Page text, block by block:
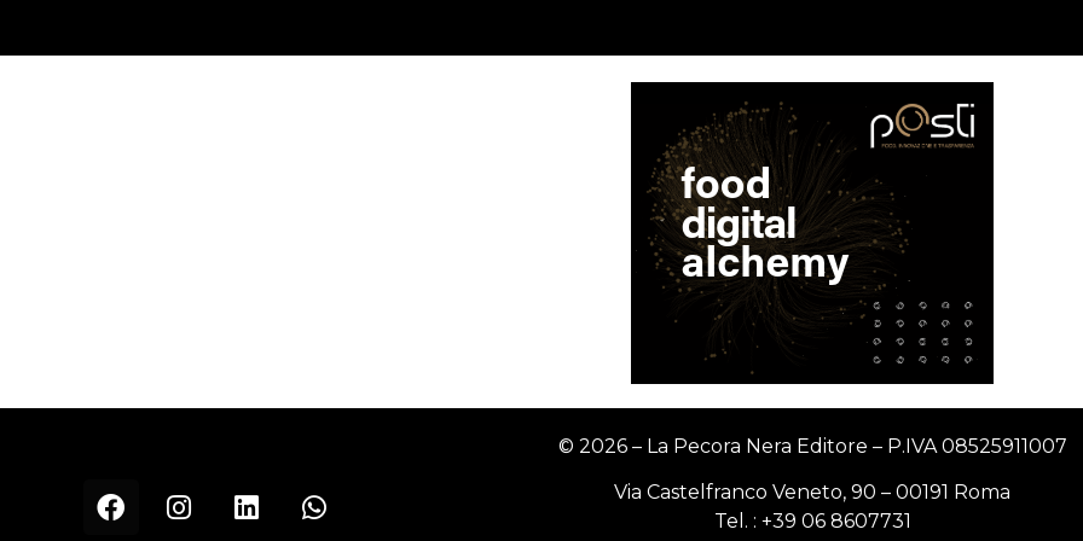
© 2026 – La Pecora Nera Editore – P.IVA08525911007
Via Castelfranco Veneto, 90 – 00191 Roma
Tel. : +39 06 8607731